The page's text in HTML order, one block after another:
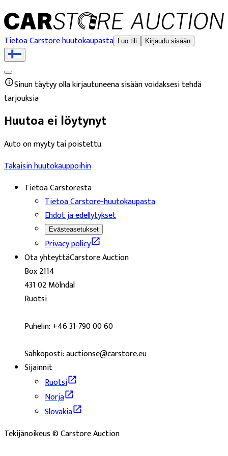
Tietoa Carstore huutokaupasta Luo tili Kirjaudu sisään
Sinun täytyy olla kirjautuneena sisään voidaksesi tehdä
tarjouksia
Huutoa ei löytynyt
Auto on myyty tai poistettu.
Takaisin huutokauppoihin
Tietoa Carstoresta
Tietoa Carstore-huutokaupasta
Ehdot ja edellytykset
Evästeasetukset
Privacy policy
Ota yhteyttäCarstore Auction
Box 2114
431 02 Mölndal
Ruotsi
Puhelin: +46 31-790 00 60
Sähköposti: auctionse@carstore.eu
Sijainnit
Ruotsi
Norja
Slovakia
Tekijänoikeus © Carstore Auction